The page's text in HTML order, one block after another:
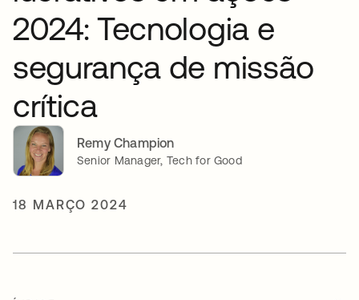
2024: Tecnologia e
segurança de missão
crítica
Remy Champion
Senior Manager, Tech for Good
18 MARÇO 2024